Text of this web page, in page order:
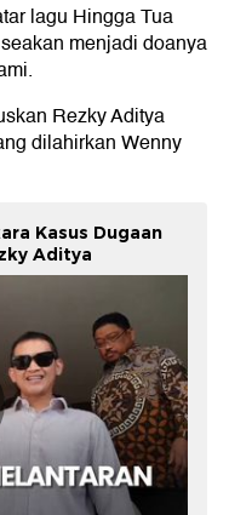
lagu Hingga Tua
menjadi doanya
Rezky Aditya
dilahirkan Wenny
Kasus Dugaan
Aditya